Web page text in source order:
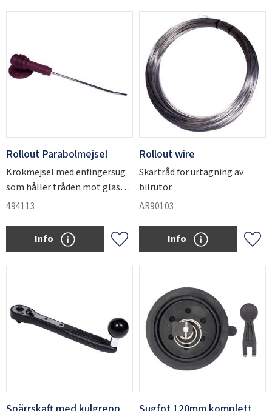
Rollout Parabolmejsel
Krokmejsel med enfingersug
som håller tråden mot glas
eller kaross. Sitter fast på
494113
Add to favorites
Info
Rollout wire
Skärtråd för urtagning av
bilrutor.
AR90103
Add
Info